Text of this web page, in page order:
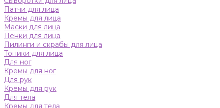
Патчи для лица
Кремы для лица
Маски для лица
Пенки для лица
Пилинги и скрабы для лица
Тоники для лица
Для ног
Кремы для ног
Для рук
Кремы для рук
Для тела
Кремы для тела